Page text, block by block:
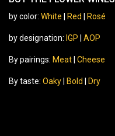
by color: White Red Rosé
by designation: IGP AOP
By pairings: Meat Cheese
By taste: Oaky Bold Dry